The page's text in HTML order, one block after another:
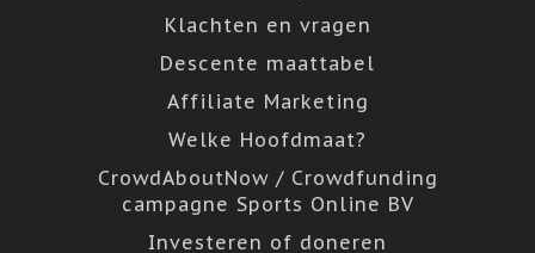
Klachten en vragen
Descente maattabel
Affiliate Marketing
Welke Hoofdmaat?
CrowdAboutNow / Crowdfunding
campagne Sports Online BV
Investeren of doneren